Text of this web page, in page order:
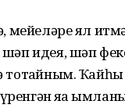
мейеләре ял
шәп идея, шәп
Ҡайһы
яҡҡа